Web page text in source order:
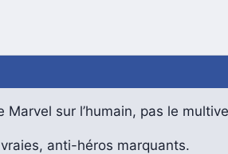
sur l’humain, pas le
anti-héros marquants.